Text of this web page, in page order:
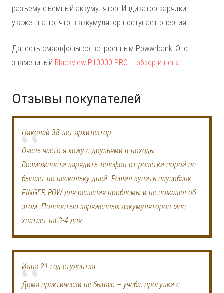
разъему съемный аккумулятор. Индикатор зарядки
укажет на то, что в аккумулятор поступает энергия.
Да, есть смартфоны со встроенным Powwrbank! Это
знаменитый Blackview P10000 PRO – обзор и цена.
Отзывы покупателей
Николай 38 лет архитектор
Очень часто я хожу с друзьями в походы.
Возможности зарядить телефон от розетки порой не
бывает по нескольку дней. Решил купить пауэрбанк
FINGER POW для решения проблемы и не пожалел об
этом. Полностью заряженных аккумуляторов мне
хватает на 3-4 дня
Инна 21 год студентка
Дома практически не бываю – учеба, прогулки с